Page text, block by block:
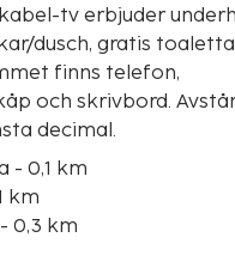
tv erbjuder
dusch, gratis
finns telefon,
och skrivbord.
decimal.
- 0,1 km
km
0,3 km